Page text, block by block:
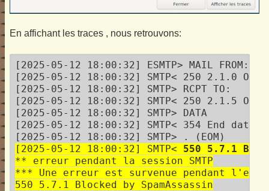
En affichant les traces , nous retrouvons:
[2025-05-12 18:00:32] ESMTP> MAIL FROM:
[2025-05-12 18:00:32] SMTP< 250 2.1.0 Ok
[2025-05-12 18:00:32] SMTP> RCPT TO:
[2025-05-12 18:00:32] SMTP< 250 2.1.5 Ok
[2025-05-12 18:00:32] SMTP> DATA
[2025-05-12 18:00:32] SMTP< 354 End data
[2025-05-12 18:00:32] SMTP< 550 5.7.1
** erreur pendant la session SMTP
*** Une erreur est survenue pendant
550 5.7.1 Blocked by SpamAssassin